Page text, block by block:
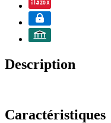
Description
Caractéristiques